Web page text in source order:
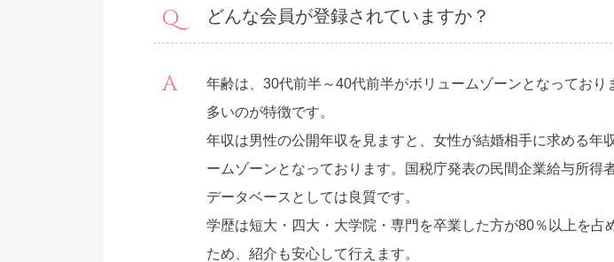
どんな会員が登録されていますか？
年齢は、30代前半～40代前半がボリュームゾーンとなってお
多いのが特徴です。
年収は男性の公開年収を見ますと、女性が結婚相手に求める年
ームゾーンとなっております。国税庁発表の民間企業給与所
データベースとしては良質です。
学歴は短大・四大・大学院・専門を卒業した方が80％以上を
ため、紹介も安心して行えます。